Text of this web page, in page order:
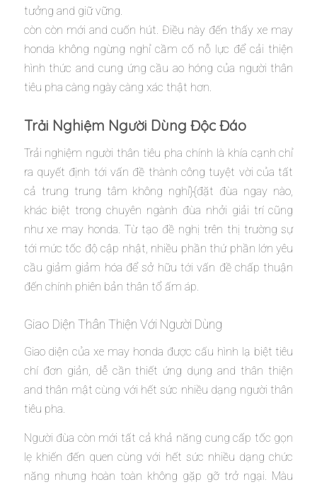
tưởng and giữ vững.
còn còn mới and cuốn hút. Điều này đến thấy xe may
honda không ngừng nghỉ cầm cố nỗ lực để cải thiện
hình thức and cung ứng cầu ao hóng của người thân
tiêu pha càng ngày càng xác thật hơn.
Trải Nghiệm Người Dùng Độc Đáo
Trải nghiệm người thân tiêu pha chính là khía cạnh chỉ
ra quyết định tới vấn đề thành công tuyệt vời của tất
cả trung trung tâm không nghỉ}{đặt đùa ngay nào,
khác biệt trong chuyên ngành đùa nhởi giải trí cũng
như xe may honda. Từ tạo đề nghị trên thị trường sự
tới mức tốc độ cập nhật, nhiều phần thứ phần lớn yêu
cầu giảm giảm hóa để sở hữu tới vấn đề chấp thuận
đến chính phiên bản thân tổ ấm áp.
Giao Diện Thân Thiện Với Người Dùng
Giao diện của xe may honda được cấu hình lạ biệt tiêu
chí đơn giản, dễ cần thiết ứng dụng and thân thiện
and thân mật cùng với hết sức nhiều dạng người thân
tiêu pha.
Người đùa còn mới tất cả khả năng cung cấp tốc gọn
lẹ khiến đến quen cùng với hết sức nhiều dạng chức
năng nhưng hoàn toàn không gặp gỡ trở ngại. Màu